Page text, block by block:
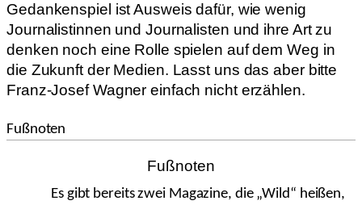
Gedankenspiel ist Ausweis dafür, wie wenig
Journalistinnen und Journalisten und ihre Art zu
denken noch eine Rolle spielen auf dem Weg in
die Zukunft der Medien. Lasst uns das aber bitte
Franz-Josef Wagner einfach nicht erzählen.
Fußnoten
Fußnoten
Es gibt bereits zwei Magazine, die „Wild“ heißen,